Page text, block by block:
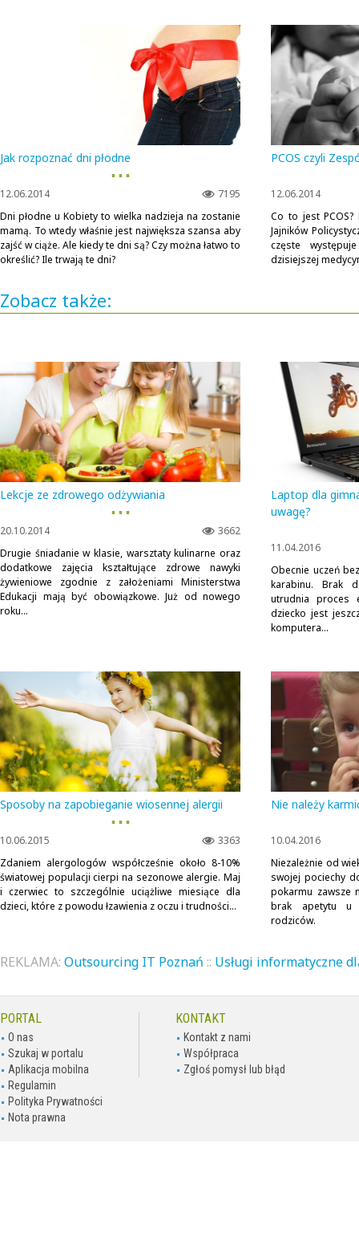
Jak rozpoznać dni płodne
▪ ▪ ▪
7195
12.06.2014
Dni płodne u Kobiety to wielka nadzieja na zostanie
mamą. To wtedy właśnie jest największa szansa aby
zajść w ciąże. Ale kiedy te dni są? Czy można łatwo to
określić? Ile trwają te dni?
PCOS czyli
12.06.2014
Co to jest PCOS?
Jajników
częste
dzisiejszej
Zobacz także:
Lekcje ze zdrowego odżywiania
▪ ▪ ▪
3662
20.10.2014
Drugie śniadanie w klasie, warsztaty kulinarne oraz
dodatkowe zajęcia kształtujące zdrowe nawyki
żywieniowe zgodnie z założeniami Ministerstwa
Edukacji mają być obowiązkowe. Już od nowego
roku...
Laptop dla
uwagę?
11.04.2016
Obecnie uczeń
karabinu. Brak
utrudnia proces
dziecko jest
komputera...
Sposoby na zapobieganie wiosennej alergii
▪ ▪ ▪
3363
10.06.2015
Zdaniem alergologów współcześnie około 8-10%
światowej populacji cierpi na sezonowe alergie. Maj
i czerwiec to szczególnie uciążliwe miesiące dla
dzieci, które z powodu łzawienia z oczu i trudności...
Nie należy
10.04.2016
Niezależnie od
swojej pociechy
pokarmu zawsze
brak apetytu u
rodziców.
REKLAMA: Outsourcing IT Poznań :: Usługi informatyczne
PORTAL
O nas
Szukaj w portalu
Aplikacja mobilna
Regulamin
Polityka Prywatności
Nota prawna
KONTAKT
Kontakt z nami
Współpraca
Zgłoś pomysł lub błąd